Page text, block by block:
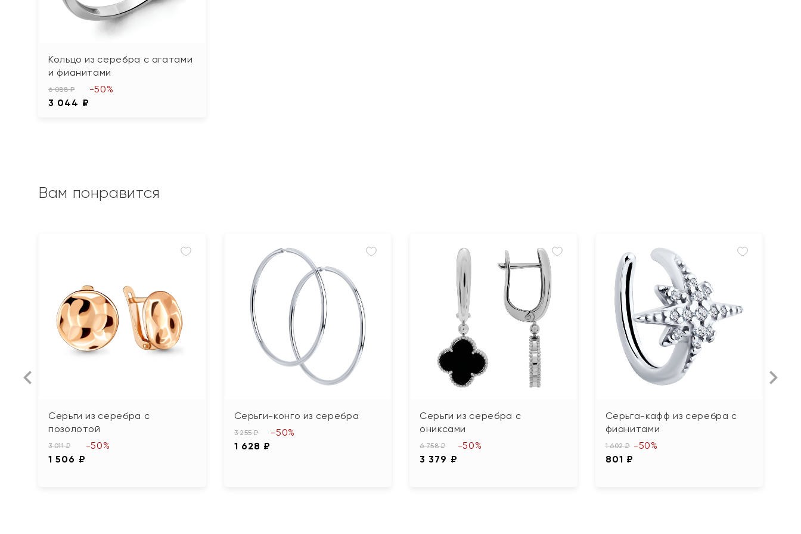
Кольцо из серебра с агатами
и фианитами
6 088 ₽
3 044 ₽
-50%
Вам понравится
Серьги из серебра с
позолотой
3 011 ₽
1 506 ₽
-50%
Серьги-конго из серебра
3 255 ₽
1 628 ₽
-50%
Серьги из серебра с
ониксами
6 758 ₽
3 379 ₽
-50%
Серьга-кафф из серебра с
фианитами
1 602 ₽
801 ₽
-50%